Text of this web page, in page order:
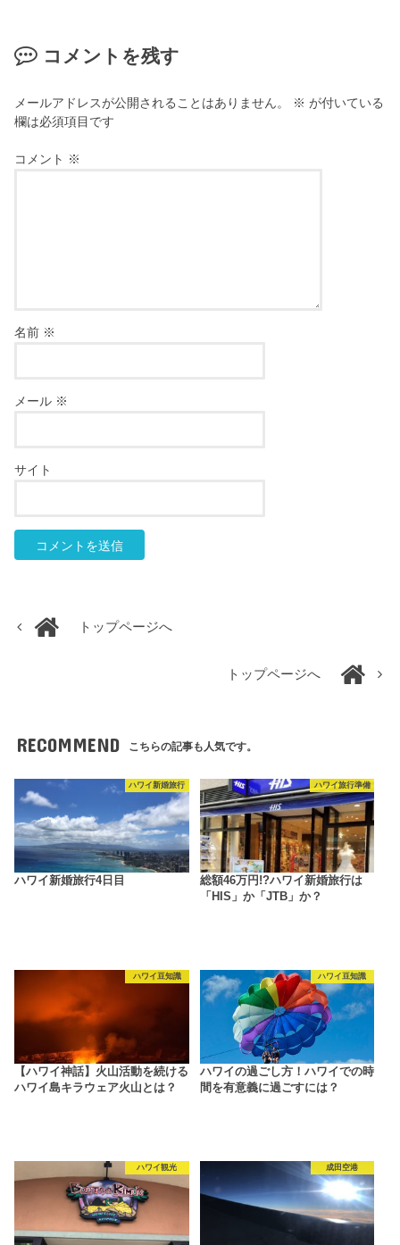
コメントを残す
メールアドレスが公開されることはありません。 ※ が付いている
欄は必須項目です
コメント ※
名前 ※
メール ※
サイト
トップページへ
トップページへ
RECOMMEND こちらの記事も人気です。
ハワイ新婚旅行
ハワイ新婚旅行4日目
ハワイ旅行準備
総額46万円!?ハワイ新婚旅行は
「HIS」か「JTB」か？
ハワイ豆知識
【ハワイ神話】火山活動を続ける
ハワイ島キラウェア火山とは？
ハワイ豆知識
ハワイの過ごし方！ハワイでの時
間を有意義に過ごすには？
ハワイ観光 成田空港